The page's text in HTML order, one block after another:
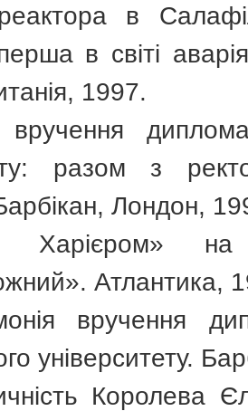
в
в світі
1997.
диплома
разом з
Лондон,
на
Атлантика,
вручення
університету.
Королева